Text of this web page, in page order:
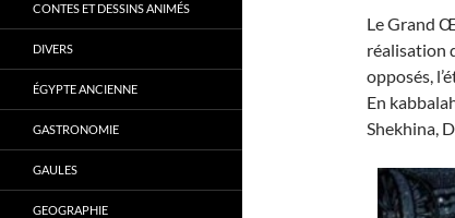
Le Grand
réalisation
opposés,
En
Shekhina,
CONTES ET DESSINS ANIMÉS
DIVERS
ÉGYPTE ANCIENNE
GASTRONOMIE
GAULES
GEOGRAPHIE